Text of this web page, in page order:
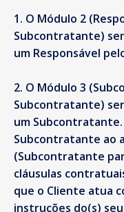
O Módulo 2
Subcontratante)
um Responsável
O Módulo 3
Subcontratante)
um
Subcontratante ao
(Subcontratante
cláusulas
que o Cliente atua
instruções do(s)